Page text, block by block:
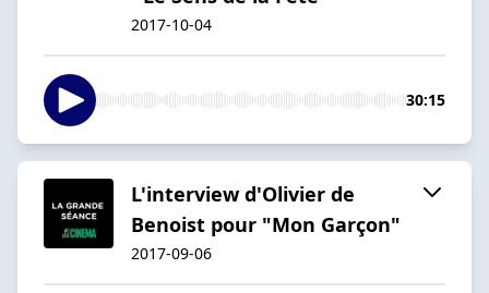
2017-10-04
30:15
L'interview d'Olivier de
Benoist pour "Mon Garçon"
2017-09-06